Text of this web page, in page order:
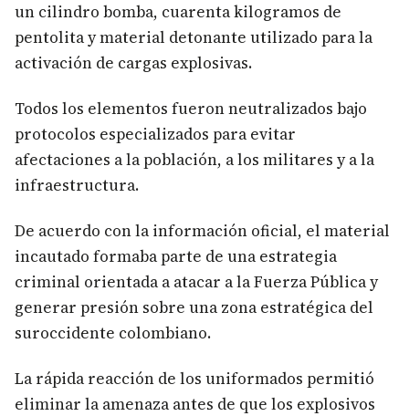
un cilindro bomba, cuarenta kilogramos de
pentolita y material detonante utilizado para la
activación de cargas explosivas.
Todos los elementos fueron neutralizados bajo
protocolos especializados para evitar
afectaciones a la población, a los militares y a la
infraestructura.
De acuerdo con la información oficial, el material
incautado formaba parte de una estrategia
criminal orientada a atacar a la Fuerza Pública y
generar presión sobre una zona estratégica del
suroccidente colombiano.
La rápida reacción de los uniformados permitió
eliminar la amenaza antes de que los explosivos